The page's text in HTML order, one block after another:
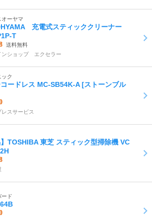
オーヤマ
充電式スティッククリーナー
T
送料無料
ンショップ エクセラー
ック
ードレス MC-SB54K-A [ストーンブル
レスサービス
】TOSHIBA 東芝 スティック型掃除機 VC
ード